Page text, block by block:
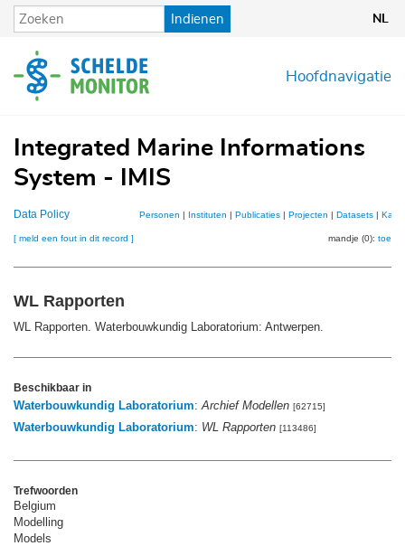
Overslaan
en
de
inhoud
Indienen NL
Hoofdnavigatie
Integrated Marine Informations
System - IMIS
Data Policy Personen | Instituten | Publicaties | Projecten | Datasets |
[ meld een fout in dit record ] mandje (0):
WL Rapporten
WL Rapporten. Waterbouwkundig Laboratorium: Antwerpen.
Beschikbaar in
Waterbouwkundig Laboratorium: Archief Modellen [62715]
Waterbouwkundig Laboratorium: WL Rapporten [113486]
Trefwoorden
Belgium
Modelling
Models